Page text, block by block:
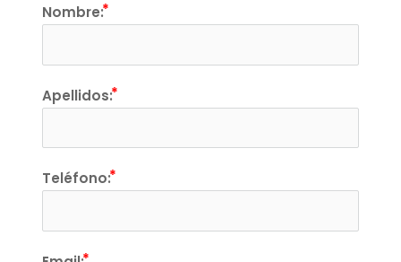
Nombre:
Apellidos:
Teléfono: